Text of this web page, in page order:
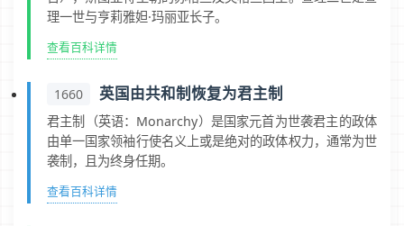
理一世与亨莉雅妲·玛丽亚长子。
查看百科详情
1660 英国由共和制恢复为君主制
君主制（英语：Monarchy）是国家元首为世袭君主的政体
由单一国家领袖行使名义上或是绝对的政体权力，通常为世
袭制，且为终身任期。
查看百科详情